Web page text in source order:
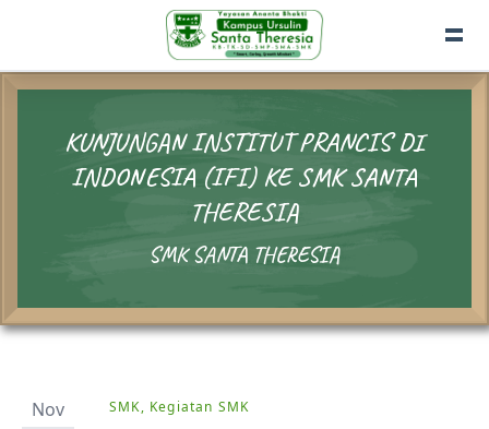
KUNJUNGAN INSTITUT PRANCIS DI
INDONESIA (IFI) KE SMK SANTA
THERESIA
SMK SANTA THERESIA
Nov SMK, Kegiatan SMK